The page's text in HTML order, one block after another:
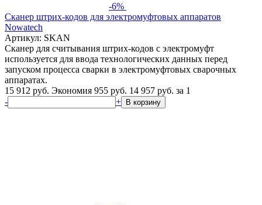
-6%
Сканер штрих-кодов для электромуфтовых аппаратов
Nowatech
Артикул: SKAN
Сканер для считывания штрих-кодов с электромуфт
используется для ввода технологических данных перед
запуском процесса сварки в электромуфтовых сварочных
аппаратах.
15 912 руб. Экономия 955 руб. 14 957 руб. за 1
-
+ В корзину